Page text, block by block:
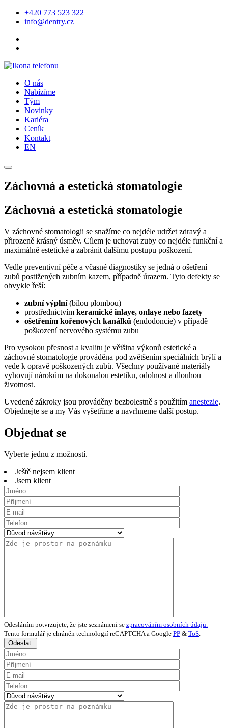
+420 773 523 322
info@dentry.cz
O nás
Nabízíme
Tým
Novinky
Kariéra
Ceník
Kontakt
EN
Záchovná a estetická stomatologie
Záchovná a estetická stomatologie
V záchovné stomatologii se snažíme co nejdéle udržet zdravý a
přirozeně krásný úsměv. Cílem je uchovat zuby co nejdéle funkční a
maximálně estetické a zabránit dalšímu postupu poškození.
Vedle preventivní péče a včasné diagnostiky se jedná o ošetření
zubů postižených zubním kazem, případně úrazem. Tyto defekty se
obvykle řeší:
zubní výplní(bílou plombou)
prostřednictvím keramické inlaye, onlaye nebo fazety
ošetřením kořenových kanálků (endodoncie) v případě
poškození nervového systému zubu
Pro vysokou přesnost a kvalitu je většina výkonů estetické a
záchovné stomatologie prováděna pod zvětšením speciálních brýlí a
vede k opravě poškozených zubů. Všechny používané materiály
vyhovují nárokům na dokonalou estetiku, odolnost a dlouhou
životnost.
Uvedené zákroky jsou prováděny bezbolestně s použitím anestezie.
Objednejte se a my Vás vyšetříme a navrhneme další postup.
Objednat se
Vyberte jednu z možností.
Ještě nejsem klient
Jsem klient
Odesláním potvrzujete, že jste seznámeni se zpracováním osobních údajů.
Tento formulář je chráněn technologií reCAPTCHA a Google PP & ToS
Odeslat